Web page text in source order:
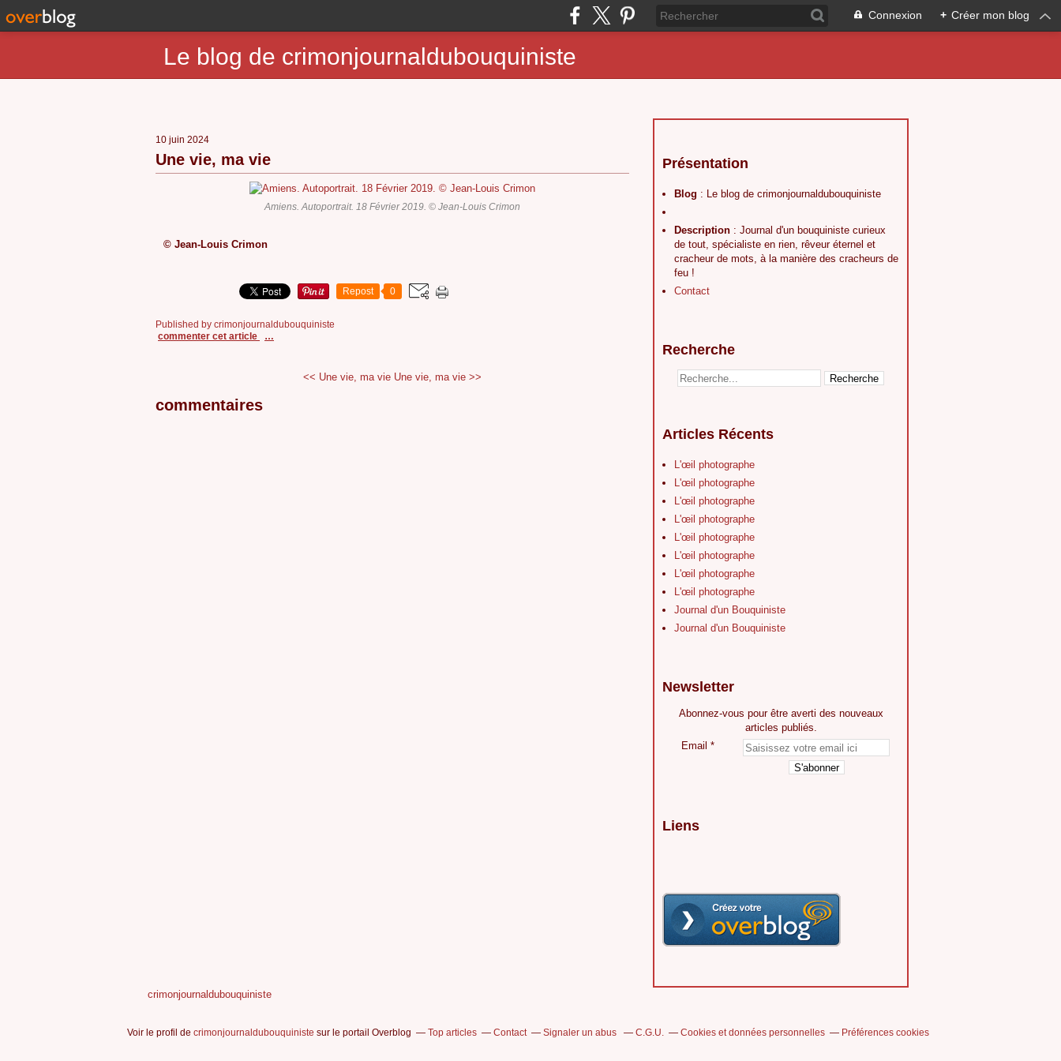
Connexion + Créer mon blog
Le blog de crimonjournaldubouquiniste
10 juin 2024
Une vie, ma vie
Amiens. Autoportrait. 18 Février 2019. © Jean-Louis Crimon
© Jean-Louis Crimon
Repost 0
Published by crimonjournaldubouquiniste
commenter cet article
…
<< Une vie, ma vie Une vie, ma vie >>
commentaires
Présentation
Blog : Le blog de crimonjournaldubouquiniste
Description : Journal d'un bouquiniste curieux
de tout, spécialiste en rien, rêveur éternel et
cracheur de mots, à la manière des cracheurs de
feu !
Contact
Recherche
Articles Récents
L'œil photographe
L'œil photographe
L'œil photographe
L'œil photographe
L'œil photographe
L'œil photographe
L'œil photographe
L'œil photographe
Journal d'un Bouquiniste
Journal d'un Bouquiniste
Newsletter
Abonnez-vous pour être averti des nouveaux
articles publiés.
Email
Liens
crimonjournaldubouquiniste
Voir le profil de crimonjournaldubouquiniste sur le portail Overblog Top articles Contact Signaler un abus C.G.U. Cookies et données personnelles Préférences cookies